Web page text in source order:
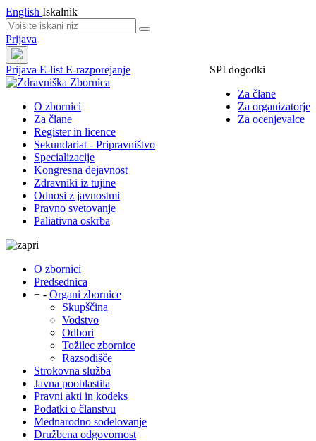
English Iskalnik
Prijava
Prijava
SPI dogodki
Za člane
Za organizatorje
Za ocenjevalce
E-list E-razporejanje
O zbornici
Za člane
Register in licence
Sekundariat - Pripravništvo
Specializacije
Kongresna dejavnost
Zdravniki iz tujine
Odnosi z javnostmi
Pravno svetovanje
Paliativna oskrba
O zbornici
Predsednica
+ - Organi zbornice
Skupščina
Vodstvo
Odbori
Tožilec zbornice
Razsodišče
Strokovna služba
Javna pooblastila
Pravni akti in kodeks
Podatki o članstvu
Mednarodno sodelovanje
Družbena odgovornost